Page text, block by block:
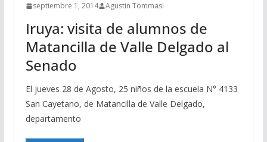
septiembre 1, 2014 Agustin Tommasi
Iruya: visita de alumnos de
Matancilla de Valle Delgado al
Senado
El jueves 28 de Agosto, 25 niños de la escuela N° 4133
San Cayetano, de Matancilla de Valle Delgado,
departamento